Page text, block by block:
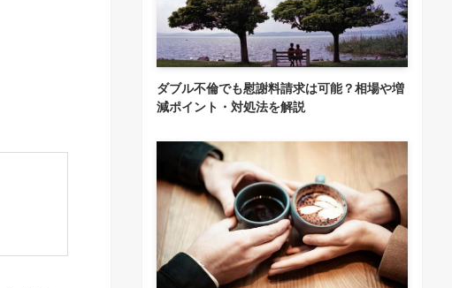
ダブル不倫でも慰謝料請求は可能？相場や増
減ポイント・対処法を解説